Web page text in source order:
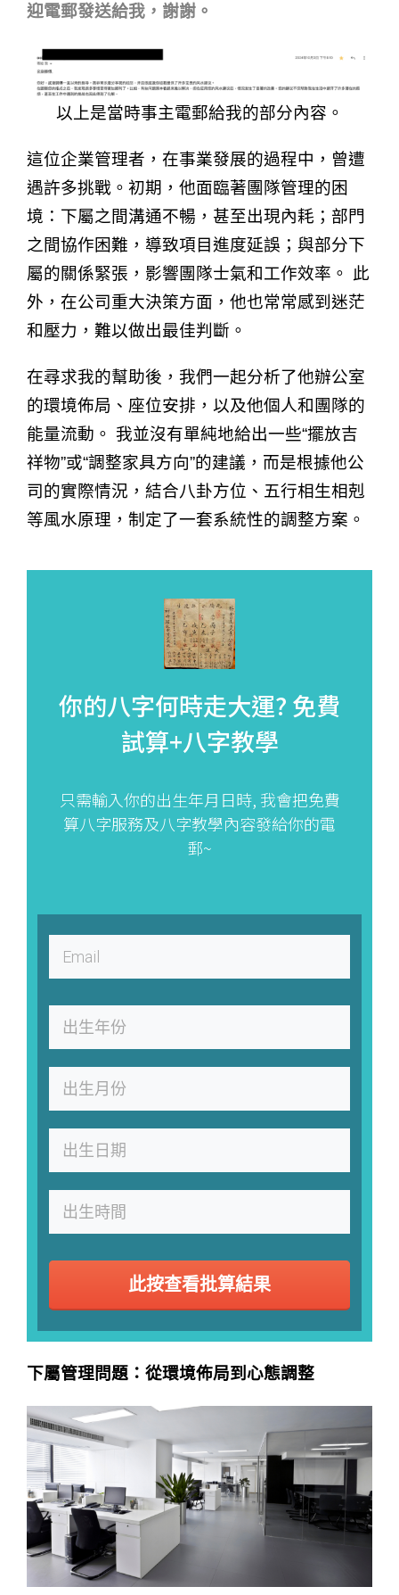
迎電郵發送給我，謝謝。
以上是當時事主電郵給我的部分內容。
這位企業管理者，在事業發展的過程中，曾遭
遇許多挑戰。初期，他面臨著團隊管理的困
境：下屬之間溝通不暢，甚至出現內耗；部門
之間協作困難，導致項目進度延誤；與部分下
屬的關係緊張，影響團隊士氣和工作效率。 此
外，在公司重大決策方面，他也常常感到迷茫
和壓力，難以做出最佳判斷。
在尋求我的幫助後，我們一起分析了他辦公室
的環境佈局、座位安排，以及他個人和團隊的
能量流動。 我並沒有單純地給出一些“擺放吉
祥物”或“調整家具方向”的建議，而是根據他公
司的實際情況，結合八卦方位、五行相生相剋
等風水原理，制定了一套系統性的調整方案。
你的八字何時走大運? 免費
試算+八字教學
只需輸入你的出生年月日時, 我會把免費
算八字服務及八字教學內容發給你的電
郵~
此按查看批算結果
下屬管理問題：從環境佈局到心態調整